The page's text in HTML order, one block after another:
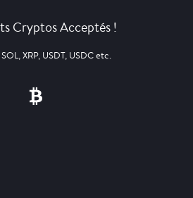
Cryptos Acceptés !
XRP, USDT, USDC etc.